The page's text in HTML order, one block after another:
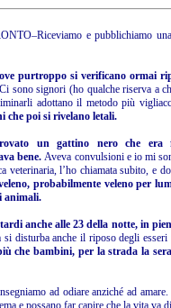
e pubblichiamo
purtroppo si verificano ormai
Ci sono signori (ho qualche riserva a
adottano il metodo più
che poi si rivelano letali.
un gattino nero che era
bene.Aveva convulsioni e io mi
veterinaria, l’ho chiamata subito, e
probabilmente veleno per
animali.
anche alle 23 della notte, in
disturba anche il riposo degli esseri
che bambini, per la strada la
ad odiare anziché ad
e possano far capire che la vita va